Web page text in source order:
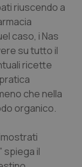
riuscendo a
caso, i Nas
su tutto il
ricette
che nella
organico.
spiega il